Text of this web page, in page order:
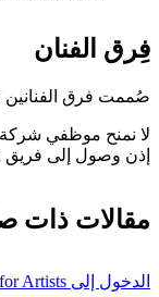
فِرق الفنان
صُممت فرق الفنانين
لا نمنح موظفي شركة
إذن وصول إلى فريق
مقالات ذات
الدخول إلى Spotify for Artists